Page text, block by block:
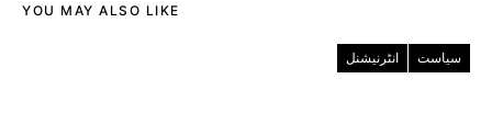
YOU MAY ALSO LIKE
انٹرنیشنل سیاست